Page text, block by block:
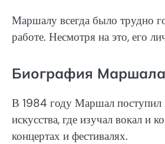
Маршалу всегда было трудно
работе. Несмотря на это, его
Биография Маршала
В 1984 году Маршал поступил
искусства, где изучал вокал и
концертах и фестивалях.